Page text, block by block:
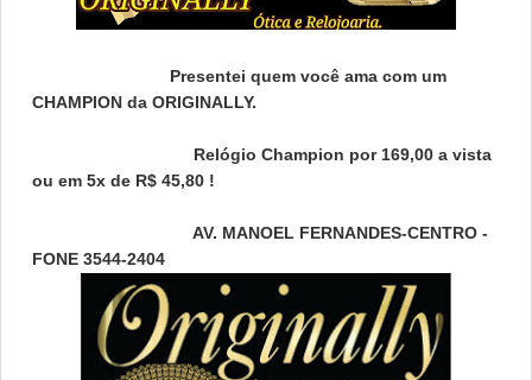
Presentei quem você ama com um
CHAMPION da ORIGINALLY.
Relógio Champion por 169,00 a vista
ou em 5x de R$ 45,80 !
AV. MANOEL FERNANDES-CENTRO -
FONE 3544-2404